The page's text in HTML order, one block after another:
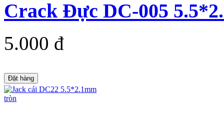
Crack Đực DC-005
5.000 đ
Đặt hàng